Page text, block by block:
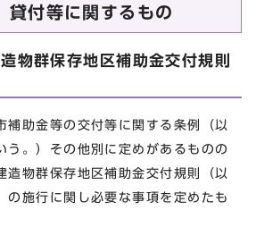
貸付等に関するもの
物群保存地区補助金交付規則
助金等の交付等に関する条例（以
う。）その他別に定めがあるものの
造物群保存地区補助金交付規則（以
の施行に関し必要な事項を定めたも